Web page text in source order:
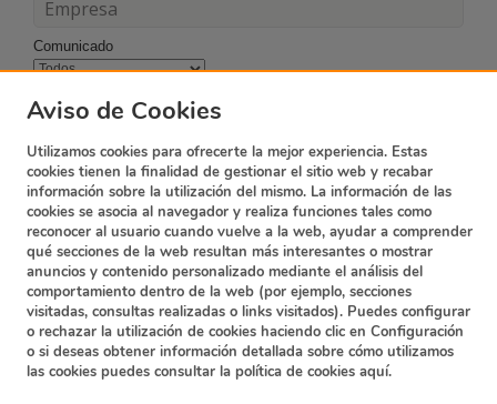
Comunicado
Suscripción Newsletter
Contacto
Aviso de Cookies
Utilizamos cookies para ofrecerte la mejor experiencia. Estas
cookies tienen la finalidad de gestionar el sitio web y recabar
información sobre la utilización del mismo. La información de las
cookies se asocia al navegador y realiza funciones tales como
reconocer al usuario cuando vuelve a la web, ayudar a comprender
qué secciones de la web resultan más interesantes o mostrar
anuncios y contenido personalizado mediante el análisis del
comportamiento dentro de la web (por ejemplo, secciones
visitadas, consultas realizadas o links visitados). Puedes configurar
o rechazar la utilización de cookies haciendo clic en Configuración
o si deseas obtener información detallada sobre cómo utilizamos
las cookies puedes consultar la política de cookies aquí.